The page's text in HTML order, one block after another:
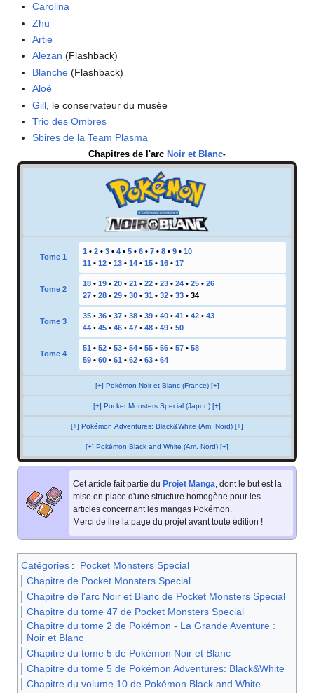
Carolina
Zhu
Artie
Alezan (Flashback)
Blanche (Flashback)
Aloé
Gill , le conservateur du musée
Trio des Ombres
Sbires de la Team Plasma
Chapitres de l'arc Noir et Blanc-
Tome 1
1 • 2 • 3 • 4 • 5 • 6 • 7 • 8 • 9 • 10
11 • 12 • 13 • 14 • 15 • 16 • 17
Tome 2
18 • 19 • 20 • 21 • 22 • 23 • 24 • 25 • 26
27 • 28 • 29 • 30 • 31 • 32 • 33 • 34
Tome 3
35 • 36 • 37 • 38 • 39 • 40 • 41 • 42 • 43
44 • 45 • 46 • 47 • 48 • 49 • 50
Tome 4
51 • 52 • 53 • 54 • 55 • 56 • 57 • 58
59 • 60 • 61 • 62 • 63 • 64
[+] Pokémon Noir et Blanc (France) [+]
[+] Pocket Monsters Special (Japon) [+]
[+] Pokémon Adventures: Black&White (Am. Nord) [+]
[+] Pokémon Black and White (Am. Nord) [+]
Cet article fait partie du Projet Manga , dont le but est la
mise en place d'une structure homogène pour les
articles concernant les mangas Pokémon.
Merci de lire la page du projet avant toute édition !
Catégories :
Pocket Monsters Special
Chapitre de Pocket Monsters Special
Chapitre de l'arc Noir et Blanc de Pocket Monsters Special
Chapitre du tome 47 de Pocket Monsters Special
Chapitre du tome 2 de Pokémon - La Grande Aventure :
Noir et Blanc
Chapitre du tome 5 de Pokémon Noir et Blanc
Chapitre du tome 5 de Pokémon Adventures: Black&White
Chapitre du volume 10 de Pokémon Black and White